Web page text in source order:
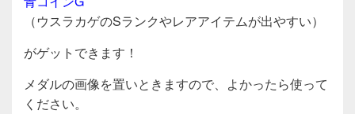
（ウスラカゲのSランクやレアアイテムが出やすい）
がゲットできます！
メダルの画像を置いときますので、よかったら使って
ください。